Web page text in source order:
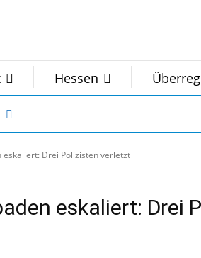
Hessen
eskaliert: Drei Polizisten verletzt
eskaliert: Drei